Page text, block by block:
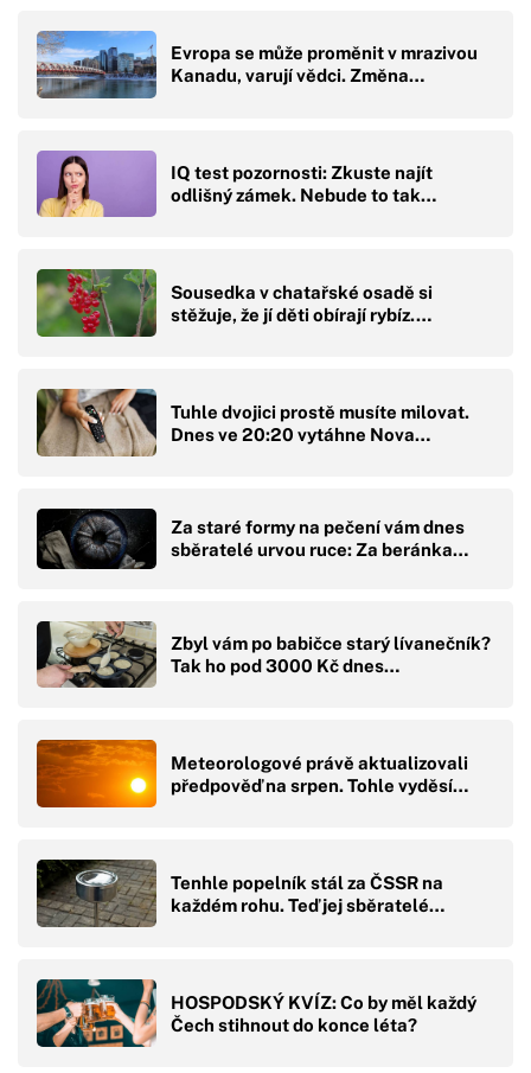
Evropa se může proměnit v mrazivou
Kanadu, varují vědci. Změna…
IQ test pozornosti: Zkuste najít
odlišný zámek. Nebude to tak…
Sousedka v chatařské osadě si
stěžuje, že jí děti obírají rybíz.…
Tuhle dvojici prostě musíte milovat.
Dnes ve 20:20 vytáhne Nova…
Za staré formy na pečení vám dnes
sběratelé urvou ruce: Za beránka…
Zbyl vám po babičce starý lívanečník?
Tak ho pod 3000 Kč dnes…
Meteorologové právě aktualizovali
předpověď na srpen. Tohle vyděsí…
Tenhle popelník stál za ČSSR na
každém rohu. Teď jej sběratelé…
HOSPODSKÝ KVÍZ: Co by měl každý
Čech stihnout do konce léta?